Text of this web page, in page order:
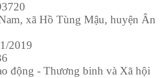
xã Hồ Tùng Mậu, huyện Ân
2019
động - Thương binh và Xã hội